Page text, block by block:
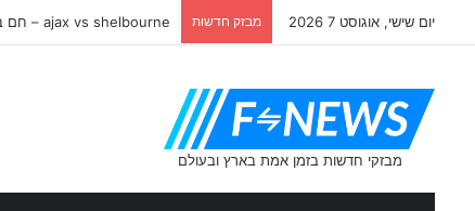
יום שישי, אוגוסט 7 2026 מבזק חדשות ajax vs shelbourne – חם ברשת